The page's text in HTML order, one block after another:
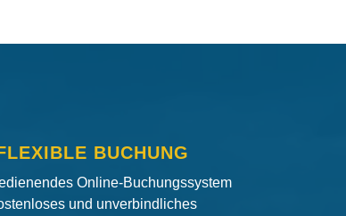
BUCHUNG
Online-Buchungssystem
und unverbindliches